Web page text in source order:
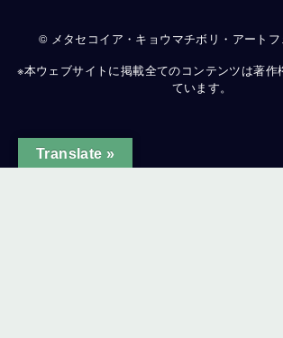
© メタセコイア・キョウマチボリ・アート
※本ウェブサイトに掲載全てのコンテンツは著作
ています。
Translate »